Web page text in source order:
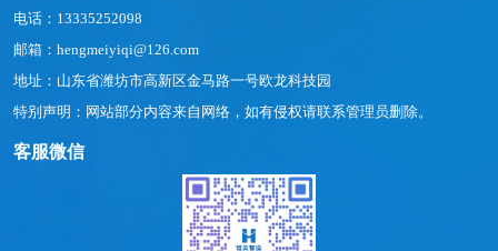
电话：13335252098
邮箱：hengmeiyiqi@126.com
地址：山东省潍坊市高新区金马路一号欧龙科技园
特别声明：网站部分内容来自网络，如有侵权请联系管理员删除。
客服微信